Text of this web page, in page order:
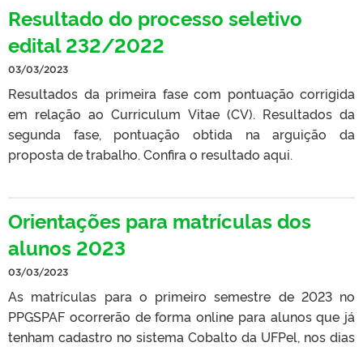
Resultado do processo seletivo
edital 232/2022
03/03/2023
Resultados da primeira fase com pontuação corrigida
em relação ao Curriculum Vitae (CV). Resultados da
segunda fase, pontuação obtida na arguição da
proposta de trabalho. Confira o resultado aqui.
Orientações para matrículas dos
alunos 2023
03/03/2023
As matrículas para o primeiro semestre de 2023 no
PPGSPAF ocorrerão de forma online para alunos que já
tenham cadastro no sistema Cobalto da UFPel, nos dias